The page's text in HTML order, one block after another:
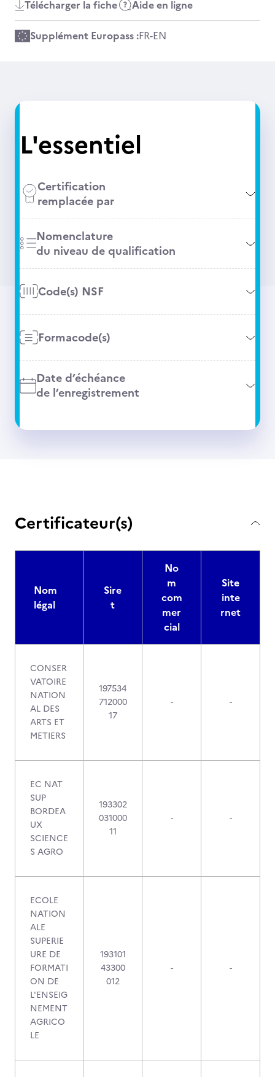
Télécharger la fiche Aide en ligne
Supplément Europass :FR-EN
L'essentiel
Certification
remplacée par
Nomenclature
du niveau de qualification
Code(s) NSF
Formacode(s)
Date d’échéance
de l’enregistrement
Certificateur(s)
Nom
légal
Sire
t
No
m
com
mer
cial
Site
inte
rnet
CONSER
VATOIRE
NATION
AL DES
ARTS ET
METIERS
197534
712000
17
- -
EC NAT
SUP
BORDEA
UX
SCIENCE
S AGRO
193302
031000
11
- -
ECOLE
NATION
ALE
SUPERIE
URE DE
FORMATI
ON DE
L'ENSEIG
NEMENT
AGRICO
LE
193101
43300
012
- -